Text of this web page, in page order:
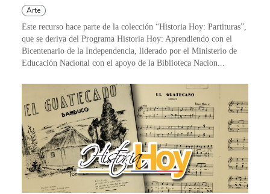
Arte
Este recurso hace parte de la colección “Historia Hoy: Partituras”,
que se deriva del Programa Historia Hoy: Aprendiendo con el
Bicentenario de la Independencia, liderado por el Ministerio de
Educación Nacional con el apoyo de la Biblioteca Nacion...